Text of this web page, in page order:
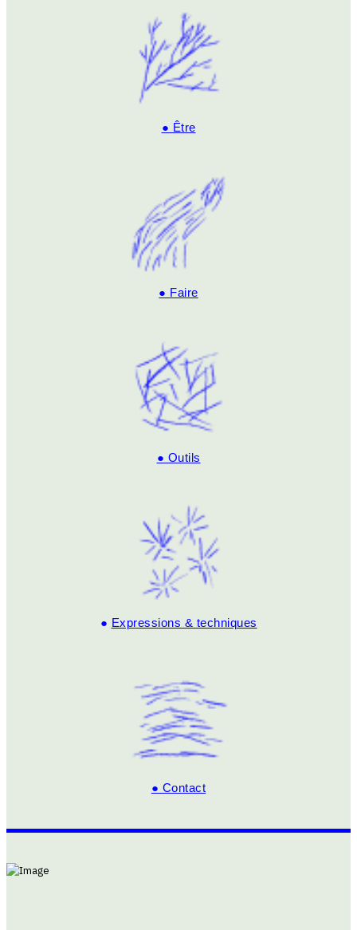
● Être
● Faire
● Outils
● Expressions & techniques
● Contact